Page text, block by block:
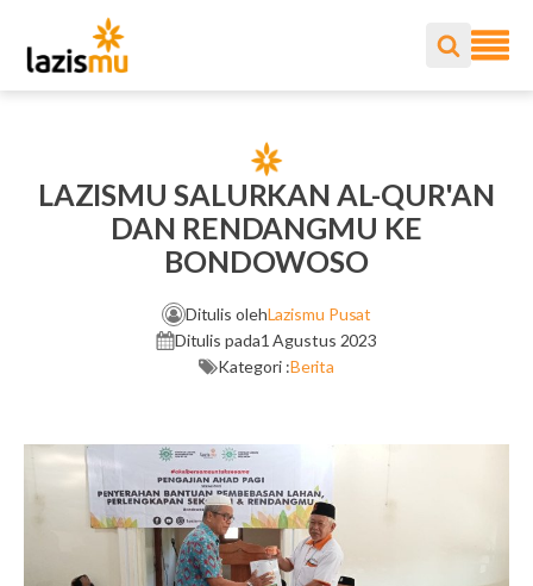
LAZISMU SALURKAN AL-QUR'AN
DAN RENDANGMU KE
BONDOWOSO
Ditulis olehLazismu Pusat
Ditulis pada1 Agustus 2023
Kategori :Berita